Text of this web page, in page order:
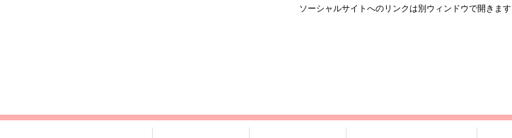
ソーシャルサイトへのリンクは別ウィンドウで開きます